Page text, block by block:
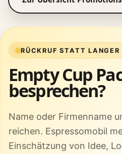
RÜCKRUF STATT
Empty Cup
besprechen?
Name oder Firmenname
reichen. Espressomobil
Einschätzung von Idee,